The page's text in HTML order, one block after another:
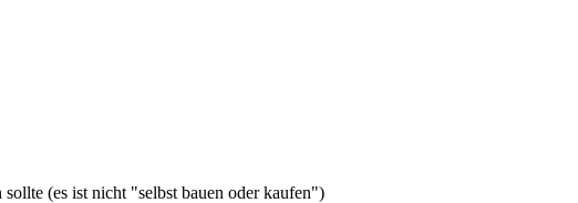
(es ist nicht "selbst bauen oder kaufen")